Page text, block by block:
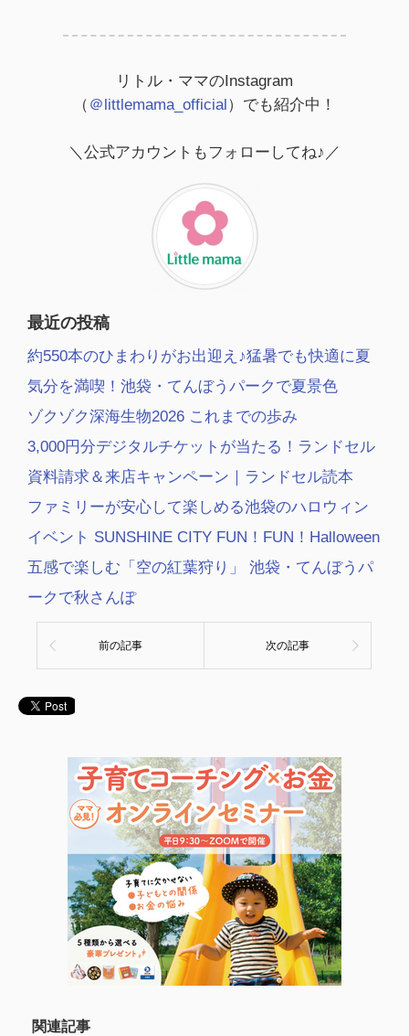
リトル・ママのInstagram
（ ＠littlemama_official）でも紹介中！
＼公式アカウントもフォローしてね♪／
最近の投稿
約550本のひまわりがお出迎え♪猛暑でも快適に夏
気分を満喫！池袋・てんぼうパークで夏景色
ゾクゾク深海生物2026 これまでの歩み
3,000円分デジタルチケットが当たる！ランドセル
資料請求＆来店キャンペーン｜ランドセル読本
ファミリーが安心して楽しめる池袋のハロウィン
イベント SUNSHINE CITY FUN！FUN！Halloween
五感で楽しむ「空の紅葉狩り」 池袋・てんぼうパ
ークで秋さんぽ
前の記事 次の記事
関連記事